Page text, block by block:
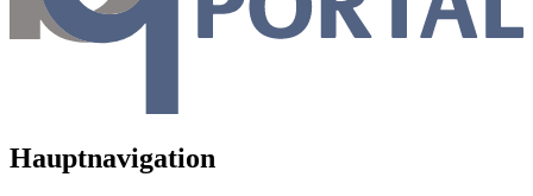
Hauptnavigation